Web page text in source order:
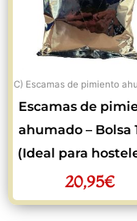
C) Escamas de pimiento
Escamas de
ahumado – Bolsa
(Ideal para
20,95€